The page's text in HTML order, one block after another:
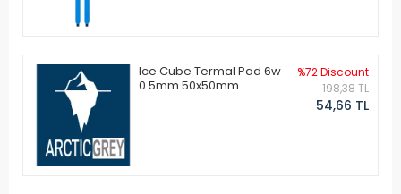
Ice Cube Termal Pad 6w
0.5mm 50x50mm
%72 Discount
198,38 TL
54,66 TL